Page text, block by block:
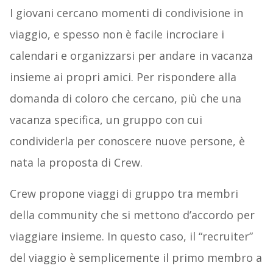
I giovani cercano momenti di condivisione in
viaggio, e spesso non è facile incrociare i
calendari e organizzarsi per andare in vacanza
insieme ai propri amici. Per rispondere alla
domanda di coloro che cercano, più che una
vacanza specifica, un gruppo con cui
condividerla per conoscere nuove persone, è
nata la proposta di Crew.
Crew propone viaggi di gruppo tra membri
della community che si mettono d’accordo per
viaggiare insieme. In questo caso, il “recruiter”
del viaggio è semplicemente il primo membro a